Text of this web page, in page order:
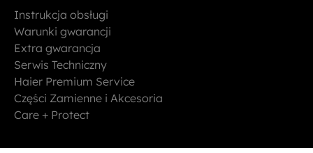
Instrukcja obsługi
Warunki gwarancji
Extra gwarancja
Serwis Techniczny
Haier Premium Service
Części Zamienne i Akcesoria
Care + Protect